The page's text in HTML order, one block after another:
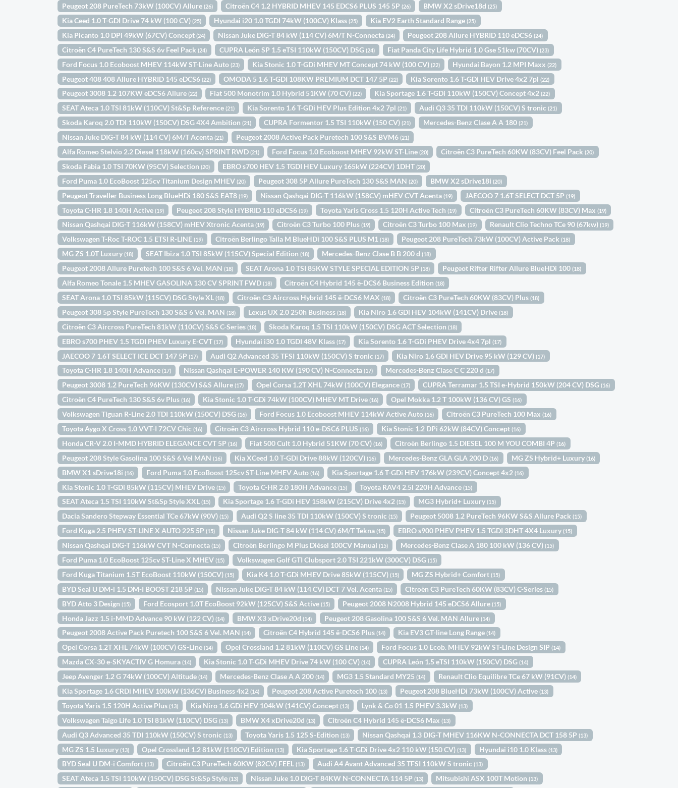
Peugeot 208 PureTech 73kW (100CV) Allure(26) Citroën C4 1.2 HYBRID MHEV 145 EDCS6 PLUS 145 5P(26) BMW X2 sDrive18d(25)
Kia Ceed 1.0 T-GDI Drive 74 kW (100 CV)(25) Hyundai i20 1.0 TGDI 74kW (100CV) Klass(25) Kia EV2 Earth Standard Range(25)
Kia Picanto 1.0 DPi 49kW (67CV) Concept(24) Nissan Juke DIG-T 84 kW (114 CV) 6M/T N-Connecta(24) Peugeot 208 Allure HYBRID 110 eDCS6(24)
Citroën C4 PureTech 130 S&S 6v Feel Pack(24) CUPRA León SP 1.5 eTSI 110kW (150CV) DSG(24) Fiat Panda City Life Hybrid 1.0 Gse 51kw (70CV)(23)
Ford Focus 1.0 Ecoboost MHEV 114kW ST-Line Auto(23) Kia Stonic 1.0 T-GDi MHEV MT Concept 74 kW (100 CV)(22) Hyundai Bayon 1.2 MPI Maxx(22)
Peugeot 408 408 Allure HYBRID 145 eDCS6(22) OMODA 5 1.6 T-GDI 108KW PREMIUM DCT 147 5P(22) Kia Sorento 1.6 T-GDi HEV Drive 4x2 7pl(22)
Peugeot 3008 1.2 107KW eDCS6 Allure(22) Fiat 500 Monotrim 1.0 Hybrid 51KW (70 CV)(22) Kia Sportage 1.6 T-GDi 110kW (150CV) Concept 4x2(22)
SEAT Ateca 1.0 TSI 81kW (110CV) St&Sp Reference(21) Kia Sorento 1.6 T-GDi HEV Plus Edition 4x2 7pl(21) Audi Q3 35 TDI 110kW (150CV) S tronic(21)
Skoda Karoq 2.0 TDI 110kW (150CV) DSG 4X4 Ambition(21) CUPRA Formentor 1.5 TSI 110kW (150 CV)(21) Mercedes-Benz Clase A A 180(21)
Nissan Juke DIG-T 84 kW (114 CV) 6M/T Acenta(21) Peugeot 2008 Active Pack Puretech 100 S&S BVM6(21)
Alfa Romeo Stelvio 2.2 Diesel 118kW (160cv) SPRINT RWD(21) Ford Focus 1.0 Ecoboost MHEV 92kW ST-Line(20) Citroën C3 PureTech 60KW (83CV) Feel Pack(20)
Skoda Fabia 1.0 TSI 70KW (95CV) Selection(20) EBRO s700 HEV 1.5 TGDI HEV Luxury 165kW (224CV) 1DHT(20)
Ford Puma 1.0 EcoBoost 125cv Titanium Design MHEV(20) Peugeot 308 5P Allure PureTech 130 S&S MAN(20) BMW X2 sDrive18i(20)
Peugeot Traveller Business Long BlueHDi 180 S&S EAT8(19) Nissan Qashqai DIG-T 116kW (158CV) mHEV CVT Acenta(19) JAECOO 7 1.6T SELECT DCT 5P(19)
Toyota C-HR 1.8 140H Active(19) Peugeot 208 Style HYBRID 110 eDCS6(19) Toyota Yaris Cross 1.5 120H Active Tech(19) Citroën C3 PureTech 60KW (83CV) Max (19)
Nissan Qashqai DIG-T 116kW (158CV) mHEV Xtronic Acenta(19) Citroën C3 Turbo 100 Plus(19) Citroën C3 Turbo 100 Max(19) Renault Clio Techno TCe 90 (67kw) (19)
Volkswagen T-Roc T-ROC 1.5 ETSI R-LINE(19) Citroën Berlingo Talla M BlueHDi 100 S&S PLUS M1(18) Peugeot 208 PureTech 73kW (100CV) Active Pack(18)
MG ZS 1.0T Luxury(18) SEAT Ibiza 1.0 TSI 85kW (115CV) Special Edition(18) Mercedes-Benz Clase B B 200 d(18)
Peugeot 2008 Allure Puretech 100 S&S 6 Vel. MAN(18) SEAT Arona 1.0 TSI 85KW STYLE SPECIAL EDITION 5P(18) Peugeot Rifter Rifter Allure BlueHDi 100(18)
Alfa Romeo Tonale 1.5 MHEV GASOLINA 130 CV SPRINT FWD(18) Citroën C4 Hybrid 145 ë-DCS6 Business Edition(18)
SEAT Arona 1.0 TSI 85kW (115CV) DSG Style XL(18) Citroën C3 Aircross Hybrid 145 ë-DCS6 MAX(18) Citroën C3 PureTech 60KW (83CV) Plus(18)
Peugeot 308 5p Style PureTech 130 S&S 6 Vel. MAN(18) Lexus UX 2.0 250h Business(18) Kia Niro 1.6 GDi HEV 104kW (141CV) Drive(18)
Citroën C3 Aircross PureTech 81kW (110CV) S&S C-Series(18) Skoda Karoq 1.5 TSI 110kW (150CV) DSG ACT Selection(18)
EBRO s700 PHEV 1.5 TGDI PHEV Luxury E-CVT(17) Hyundai i30 1.0 TGDI 48V Klass(17) Kia Sorento 1.6 T-GDi PHEV Drive 4x4 7pl(17)
JAECOO 7 1.6T SELECT ICE DCT 147 5P(17) Audi Q2 Advanced 35 TFSI 110kW (150CV) S tronic(17) Kia Niro 1.6 GDi HEV Drive 95 kW (129 CV)(17)
Toyota C-HR 1.8 140H Advance(17) Nissan Qashqai E-POWER 140 KW (190 CV) N-Connecta(17) Mercedes-Benz Clase C C 220 d(17)
Peugeot 3008 1.2 PureTech 96KW (130CV) S&S Allure(17) Opel Corsa 1.2T XHL 74kW (100CV) Elegance(17) CUPRA Terramar 1.5 TSI e-Hybrid 150kW (204 CV) DSG(16)
Citroën C4 PureTech 130 S&S 6v Plus(16) Kia Stonic 1.0 T-GDi 74kW (100CV) MHEV MT Drive(16) Opel Mokka 1.2 T 100kW (136 CV) GS(16)
Volkswagen Tiguan R-Line 2.0 TDI 110kW (150CV) DSG(16) Ford Focus 1.0 Ecoboost MHEV 114kW Active Auto(16) Citroën C3 PureTech 100 Max(16)
Toyota Aygo X Cross 1.0 VVT-I 72CV Chic(16) Citroën C3 Aircross Hybrid 110 e-DSC6 PLUS(16) Kia Stonic 1.2 DPi 62kW (84CV) Concept(16)
Honda CR-V 2.0 I-MMD HYBRID ELEGANCE CVT 5P(16) Fiat 500 Cult 1.0 Hybrid 51KW (70 CV)(16) Citroën Berlingo 1.5 DIESEL 100 M YOU COMBI 4P(16)
Peugeot 208 Style Gasolina 100 S&S 6 Vel MAN(16) Kia XCeed 1.0 T-GDi Drive 88kW (120CV)(16) Mercedes-Benz GLA GLA 200 D(16) MG ZS Hybrid+ Luxury (16)
BMW X1 sDrive18i(16) Ford Puma 1.0 EcoBoost 125cv ST-Line MHEV Auto(16) Kia Sportage 1.6 T-GDi HEV 176kW (239CV) Concept 4x2(16)
Kia Stonic 1.0 T-GDi 85kW (115CV) MHEV Drive(15) Toyota C-HR 2.0 180H Advance(15) Toyota RAV4 2.5l 220H Advance(15)
SEAT Ateca 1.5 TSI 110kW St&Sp Style XXL(15) Kia Sportage 1.6 T-GDi HEV 158kW (215CV) Drive 4x2(15) MG3 Hybrid+ Luxury(15)
Dacia Sandero Stepway Essential TCe 67kW (90V)(15) Audi Q2 S line 35 TDI 110kW (150CV) S tronic(15) Peugeot 5008 1.2 PureTech 96KW S&S Allure Pack(15)
Ford Kuga 2.5 PHEV ST-LINE X AUTO 225 5P(15) Nissan Juke DIG-T 84 kW (114 CV) 6M/T Tekna(15) EBRO s900 PHEV PHEV 1.5 TGDI 3DHT 4X4 Luxury(15)
Nissan Qashqai DIG-T 116kW CVT N-Connecta(15) Citroën Berlingo M Plus Diésel 100CV Manual(15) Mercedes-Benz Clase A 180 100 kW (136 CV)(15)
Ford Puma 1.0 EcoBoost 125cv ST-Line X MHEV(15) Volkswagen Golf GTI Clubsport 2.0 TSI 221kW (300CV) DSG(15)
Ford Kuga Titanium 1.5T EcoBoost 110kW (150CV)(15) Kia K4 1.0 T-GDi MHEV Drive 85kW (115CV)(15) MG ZS Hybrid+ Comfort(15)
BYD Seal U DM-i 1.5 DM-I BOOST 218 5P(15) Nissan Juke DIG-T 84 kW (114 CV) DCT 7 Vel. Acenta(15) Citroën C3 PureTech 60KW (83CV) C-Series(15)
BYD Atto 3 Design(15) Ford Ecosport 1.0T EcoBoost 92kW (125CV) S&S Active(15) Peugeot 2008 N2008 Hybrid 145 eDCS6 Allure(15)
Honda Jazz 1.5 i-MMD Advance 90 kW (122 CV)(14) BMW X3 xDrive20d(14) Peugeot 208 Gasolina 100 S&S 6 Vel. MAN Allure(14)
Peugeot 2008 Active Pack Puretech 100 S&S 6 Vel. MAN(14) Citroën C4 Hybrid 145 ë-DCS6 Plus(14) Kia EV3 GT-line Long Range(14)
Opel Corsa 1.2T XHL 74kW (100CV) GS-Line(14) Opel Crossland 1.2 81kW (110CV) GS Line(14) Ford Focus 1.0 Ecob. MHEV 92kW ST-Line Design SIP(14)
Mazda CX-30 e-SKYACTIV G Homura(14) Kia Stonic 1.0 T-GDi MHEV Drive 74 kW (100 CV)(14) CUPRA León 1.5 eTSI 110kW (150CV) DSG(14)
Jeep Avenger 1.2 G 74kW (100CV) Altitude(14) Mercedes-Benz Clase A A 200(14) MG3 1.5 Standard MY25(14) Renault Clio Equilibre TCe 67 kW (91CV) (14)
Kia Sportage 1.6 CRDi MHEV 100kW (136CV) Business 4x2(14) Peugeot 208 Active Puretech 100(13) Peugeot 208 BlueHDi 73kW (100CV) Active(13)
Toyota Yaris 1.5 120H Active Plus(13) Kia Niro 1.6 GDi HEV 104kW (141CV) Concept(13) Lynk & Co 01 1.5 PHEV 3.3kW(13)
Volkswagen Taigo Life 1.0 TSI 81kW (110CV) DSG(13) BMW X4 xDrive20d(13) Citroën C4 Hybrid 145 ë-DCS6 Max(13)
Audi Q3 Advanced 35 TDI 110kW (150CV) S tronic(13) Toyota Yaris 1.5 125 S-Edition(13) Nissan Qashqai 1.3 DIG-T MHEV 116KW N-CONNECTA DCT 158 5P(13)
MG ZS 1.5 Luxury(13) Opel Crossland 1.2 81kW (110CV) Edition(13) Kia Sportage 1.6 T-GDi Drive 4x2 110 kW (150 CV)(13) Hyundai i10 1.0 Klass (13)
BYD Seal U DM-i Comfort(13) Citroën C3 PureTech 60KW (82CV) FEEL(13) Audi A4 Avant Advanced 35 TFSI 110kW S tronic(13)
SEAT Ateca 1.5 TSI 110kW (150CV) DSG St&Sp Style(13) Nissan Juke 1.0 DIG-T 84KW N-CONNECTA 114 5P(13) Mitsubishi ASX 100T Motion(13)